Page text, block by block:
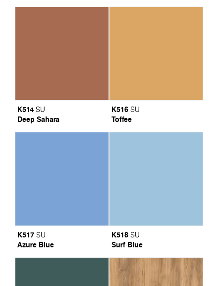
K514 SU
Deep Sahara
K516 SU
Toffee
K517 SU
Azure Blue
K518 SU
Surf Blue